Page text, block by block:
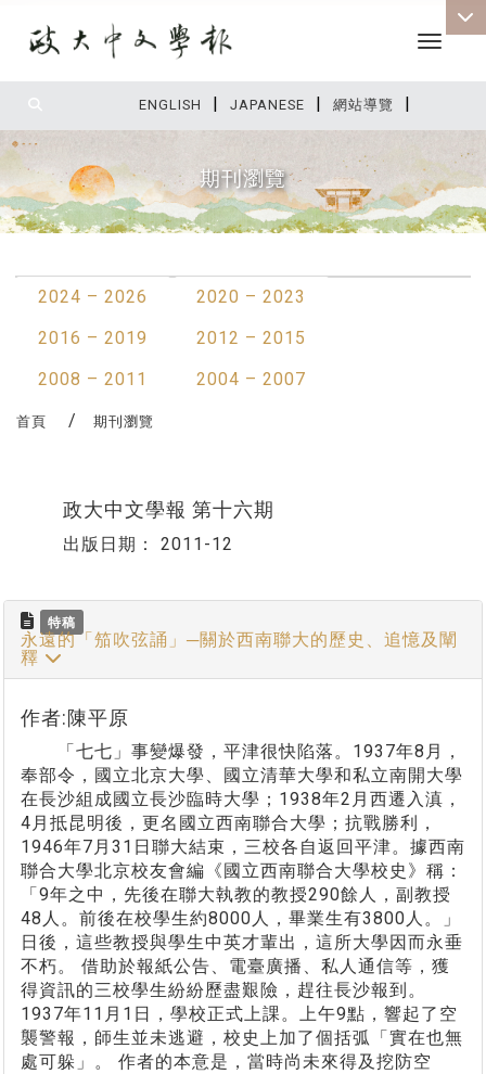
ENGLISH | JAPANESE | 網站導覽 |
Toggle
期刊瀏覽
2024 – 2026
2020 – 2023
2016 – 2019
2012 – 2015
2008 – 2011
2004 – 2007
首頁 期刊瀏覽
政大中文學報 第十六期
出版日期： 2011-12
特稿
永遠的「笳吹弦誦」─關於西南聯大的歷史、追憶及闡
釋
作者:陳平原
「七七」事變爆發，平津很快陷落。1937年8月，
奉部令，國立北京大學、國立清華大學和私立南開大學
在長沙組成國立長沙臨時大學；1938年2月西遷入滇，
4月抵昆明後，更名國立西南聯合大學；抗戰勝利，
1946年7月31日聯大結束，三校各自返回平津。據西南
聯合大學北京校友會編《國立西南聯合大學校史》稱：
「9年之中，先後在聯大執教的教授290餘人，副教授
48人。前後在校學生約8000人，畢業生有3800人。」
日後，這些教授與學生中英才輩出，這所大學因而永垂
不朽。 借助於報紙公告、電臺廣播、私人通信等，獲
得資訊的三校學生紛紛歷盡艱險，趕往長沙報到。
1937年11月1日，學校正式上課。上午9點，響起了空
襲警報，師生並未逃避，校史上加了個括弧「實在也無
處可躲」。 作者的本意是，當時尚未來得及挖防空